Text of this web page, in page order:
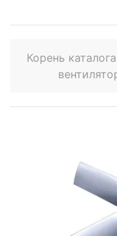
Корень каталога